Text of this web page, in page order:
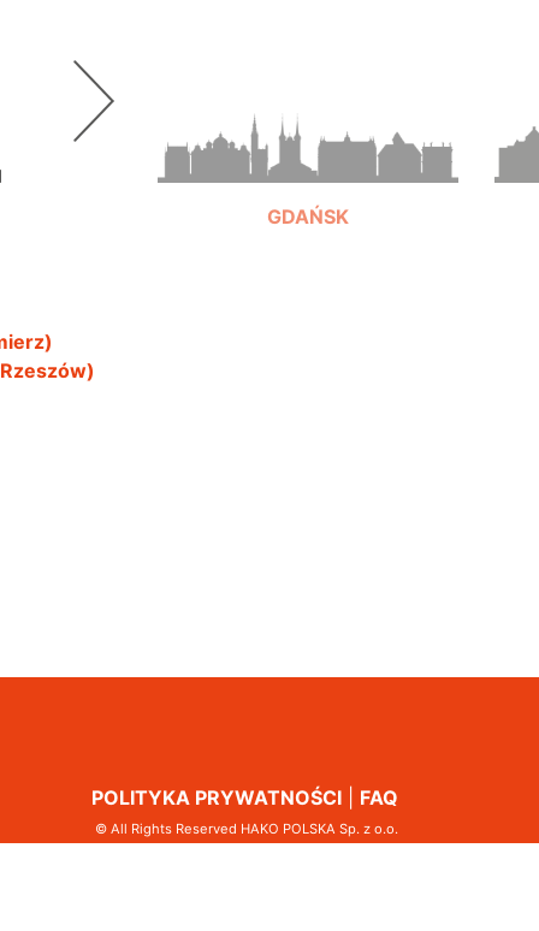
GDAŃSK
POLITYKA PRYWATNOŚCI FAQ
© All Rights Reserved HAKO POLSKA Sp. z o.o.